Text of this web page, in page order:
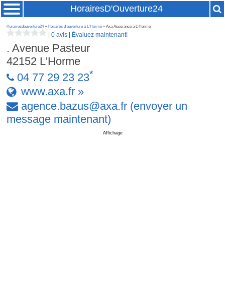
HorairesD'Ouverture24
Horairesdouverture24» Horaires d'ouverture à L'Horme » Axa Assurance à L'Horme
|0 avis Évaluez maintenant!
. Avenue Pasteur
42152 L'Horme
04 77 29 23 23*
www.axa.fr »
agence.bazus@axa.fr (envoyer un
message maintenant)
Affichage